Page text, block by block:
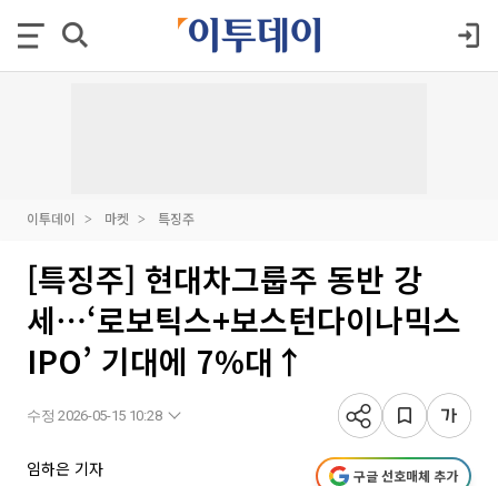
이투데이 마켓 특징주
[특징주] 현대차그룹주 동반 강
세⋯‘로보틱스+보스턴다이나믹스
IPO’ 기대에 7%대↑
수정 2026-05-15 10:28
임하은 기자 구글 선호매체 추가